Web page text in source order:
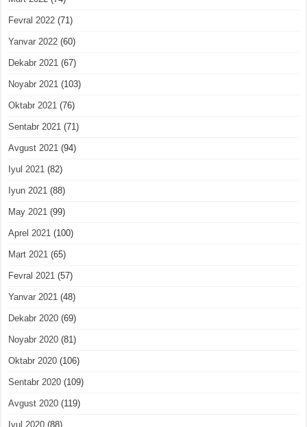
Fevral 2022 (71)
Yanvar 2022 (60)
Dekabr 2021 (67)
Noyabr 2021 (103)
Oktabr 2021 (76)
Sentabr 2021 (71)
Avgust 2021 (94)
Iyul 2021 (82)
Iyun 2021 (88)
May 2021 (99)
Aprel 2021 (100)
Mart 2021 (65)
Fevral 2021 (57)
Yanvar 2021 (48)
Dekabr 2020 (69)
Noyabr 2020 (81)
Oktabr 2020 (106)
Sentabr 2020 (109)
Avgust 2020 (119)
Iyul 2020 (88)